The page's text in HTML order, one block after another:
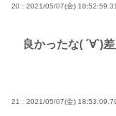
20 : 2021/05/07(金)
良かったな( ´∀`)
21 : 2021/05/07(金)